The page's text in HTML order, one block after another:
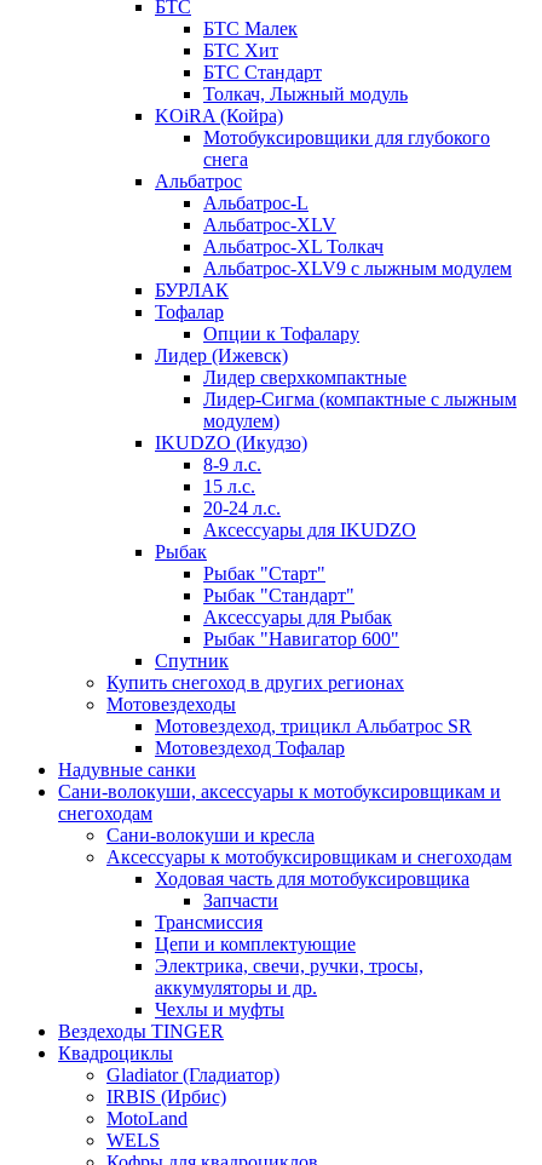
БТС
БТС Малек
БТС Хит
БТС Стандарт
Толкач, Лыжный модуль
KOiRA (Койра)
Мотобуксировщики для глубокого
снега
Альбатрос
Альбатрос-L
Альбатрос-XLV
Альбатрос-XL Толкач
Альбатрос-XLV9 с лыжным модулем
БУРЛАК
Тофалар
Опции к Тофалару
Лидер (Ижевск)
Лидер сверхкомпактные
Лидер-Сигма (компактные с лыжным
модулем)
IKUDZO (Икудзо)
8-9 л.с.
15 л.с.
20-24 л.с.
Аксессуары для IKUDZO
Рыбак
Рыбак "Старт"
Рыбак "Стандарт"
Аксессуары для Рыбак
Рыбак "Навигатор 600"
Спутник
Купить снегоход в других регионах
Мотовездеходы
Мотовездеход, трицикл Альбатрос SR
Мотовездеход Тофалар
Надувные санки
Сани-волокуши, аксессуары к мотобуксировщикам и
снегоходам
Сани-волокуши и кресла
Аксессуары к мотобуксировщикам и снегоходам
Ходовая часть для мотобуксировщика
Запчасти
Трансмиссия
Цепи и комплектующие
Электрика, свечи, ручки, тросы,
аккумуляторы и др.
Чехлы и муфты
Вездеходы TINGER
Квадроциклы
Gladiator (Гладиатор)
IRBIS (Ирбис)
MotoLand
WELS